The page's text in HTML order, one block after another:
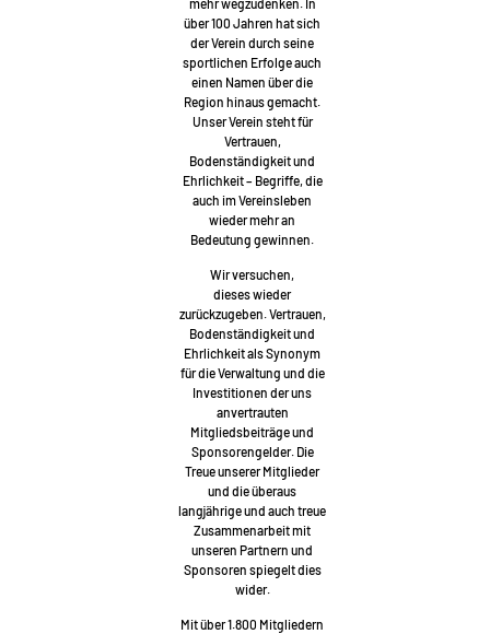
über 100 Jahren hat sich
der Verein durch seine
sportlichen Erfolge auch
einen Namen über die
Region hinaus gemacht.
Unser Verein steht für
Vertrauen,
Bodenständigkeit und
Ehrlichkeit – Begriffe, die
auch im Vereinsleben
wieder mehr an
Bedeutung gewinnen.
Wir versuchen,
dieses wieder
zurückzugeben. Vertrauen,
Bodenständigkeit und
Ehrlichkeit als Synonym
für die Verwaltung und die
Investitionen der uns
anvertrauten
Mitgliedsbeiträge und
Sponsorengelder. Die
Treue unserer Mitglieder
und die überaus
langjährige und auch treue
Zusammenarbeit mit
unseren Partnern und
Sponsoren spiegelt dies
wider.
Mit über 1.800 Mitgliedern